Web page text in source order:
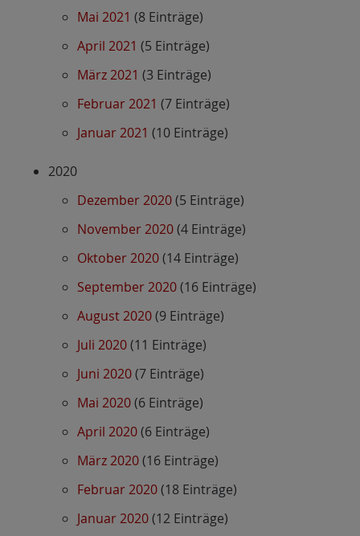
Mai 2021 (8 Einträge)
April 2021 (5 Einträge)
März 2021 (3 Einträge)
Februar 2021 (7 Einträge)
Januar 2021 (10 Einträge)
2020
Dezember 2020(5 Einträge)
November 2020(4 Einträge)
Oktober 2020(14 Einträge)
September 2020(16 Einträge)
August 2020(9 Einträge)
Juli 2020(11 Einträge)
Juni 2020(7 Einträge)
Mai 2020(6 Einträge)
April 2020(6 Einträge)
März 2020(16 Einträge)
Februar 2020(18 Einträge)
Januar 2020(12 Einträge)